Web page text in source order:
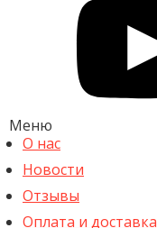
Меню
О нас
Новости
Отзывы
Оплата и доставка